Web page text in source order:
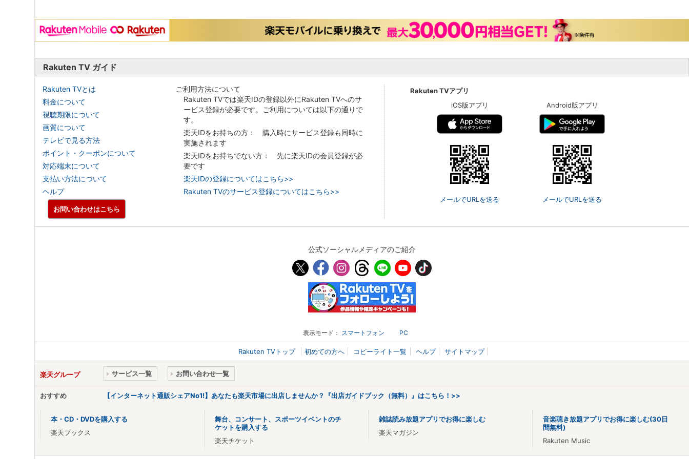
Rakuten TV ガイド
Rakuten TVとは
料金について
視聴期限について
画質について
テレビで見る方法
ポイント・クーポンについて
対応端末について
支払い方法について
ヘルプ
ご利用方法について
Rakuten TVでは楽天IDの登録以外にRakuten TVへのサ
ービス登録が必要です。ご利用については以下の通りで
す。
楽天IDをお持ちの方： 購入時にサービス登録も同時に
実施されます
楽天IDをお持ちでない方： 先に楽天IDの会員登録が必
要です
楽天IDの登録についてはこちら>>
Rakuten TVのサービス登録についてはこちら>>
Rakuten TVアプリ
iOS版アプリ
メールでURLを送る
Android版アプリ
メールでURLを送る
お問い合わせはこちら
公式ソーシャルメディアのご紹介
表示モード： スマートフォン PC
Rakuten TVトップ 初めての方へ コピーライト一覧 ヘルプ サイトマップ
楽天グループ サービス一覧 お問い合わせ一覧
おすすめ 【インターネット通販シェアNo1!】あなたも楽天市場に出店しませんか？『出店ガイドブック（無料）』はこちら！>>
本・CD・DVDを購入する
楽天ブックス
舞台、コンサート、スポーツイベントのチ
ケットを購入する
楽天チケット
雑誌読み放題アプリでお得に楽しむ
楽天マガジン
音楽聴き放題アプリでお得に楽しむ(30日
間無料)
Rakuten Music